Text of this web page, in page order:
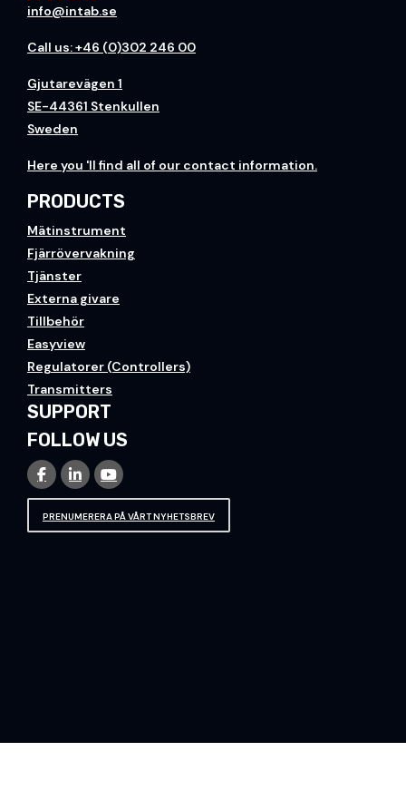
info@intab.se
Call us: +46 (0)302 246 00
Gjutarevägen 1
SE-44361 Stenkullen
Sweden
Here you 'll find all of our contact information.
PRODUCTS
Mätinstrument
Fjärrövervakning
Tjänster
Externa givare
Tillbehör
Easyview
Regulatorer (Controllers)
Transmitters
SUPPORT
FOLLOW US
PRENUMERERA PÅ VÅRT NYHETSBREV